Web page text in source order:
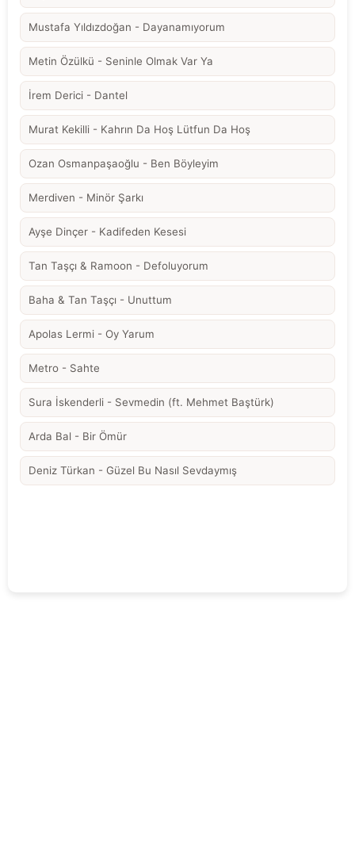
Mustafa Yıldızdoğan - Dayanamıyorum
Metin Özülkü - Seninle Olmak Var Ya
İrem Derici - Dantel
Murat Kekilli - Kahrın Da Hoş Lütfun Da Hoş
Ozan Osmanpaşaoğlu - Ben Böyleyim
Merdiven - Minör Şarkı
Ayşe Dinçer - Kadifeden Kesesi
Tan Taşçı & Ramoon - Defoluyorum
Baha & Tan Taşçı - Unuttum
Apolas Lermi - Oy Yarum
Metro - Sahte
Sura İskenderli - Sevmedin (ft. Mehmet Baştürk)
Arda Bal - Bir Ömür
Deniz Türkan - Güzel Bu Nasıl Sevdaymış